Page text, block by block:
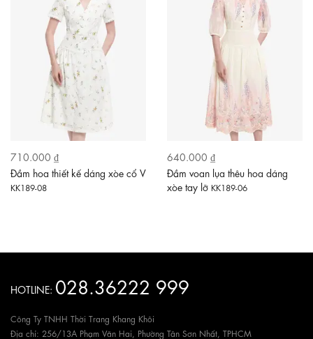
710.000 ₫
Đầm hoa thiết kế dáng xòe cổ V
KK189-08
640.000 ₫
Đầm voan lụa thêu hoa dáng
xòe tay lỡ KK189-06
HOTLINE: 028.36222 999
Công Ty TNHH Thời Trang Khang Khôi
Địa chỉ: 256/13A Phạm Văn Hai, Phường Tân Sơn Nhất, TPHCM